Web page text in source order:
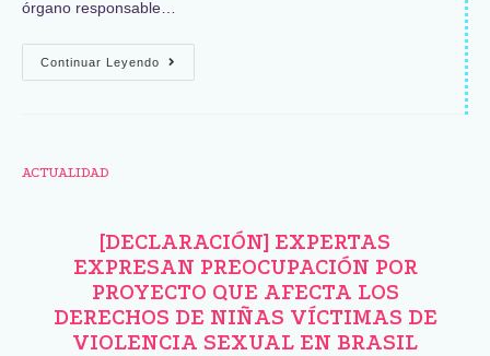
órgano responsable…
Continuar Leyendo
ACTUALIDAD
[DECLARACIÓN] EXPERTAS
EXPRESAN PREOCUPACIÓN POR
PROYECTO QUE AFECTA LOS
DERECHOS DE NIÑAS VÍCTIMAS DE
VIOLENCIA SEXUAL EN BRASIL